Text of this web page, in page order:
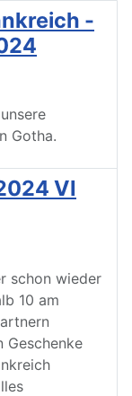
-
Gotha.
VI
schon wieder
10 am
Geschenke